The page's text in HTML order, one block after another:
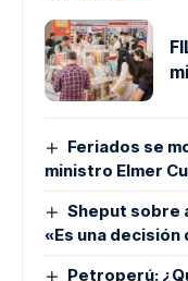
Feriados se
ministro Elmer
Sheput sobre
«Es una decisión
Petroperú: